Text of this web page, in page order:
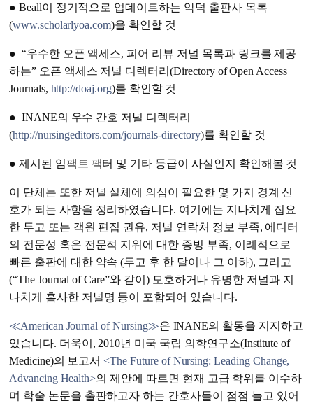
● Beall이 정기적으로 업데이트하는 악덕 출판사 목록
(www.scholarlyoa.com)을 확인할 것
● “우수한 오픈 액세스, 피어 리뷰 저널 목록과 링크를 제공
하는” 오픈 액세스 저널 디렉터리(Directory of Open Access
Journals, http://doaj.org)를 확인할 것
● INANE의 우수 간호 저널 디렉터리
(http://nursingeditors.com/journals-directory)를 확인할 것
● 제시된 임팩트 팩터 및 기타 등급이 사실인지 확인해볼 것
이 단체는 또한 저널 실체에 의심이 필요한 몇 가지 경계 신
호가 되는 사항을 정리하였습니다. 여기에는 지나치게 집요
한 투고 또는 객원 편집 권유, 저널 연락처 정보 부족, 에디터
의 전문성 혹은 전문적 지위에 대한 증빙 부족, 이례적으로
빠른 출판에 대한 약속 (투고 후 한 달이나 그 이하), 그리고
(“The Journal of Care”와 같이) 모호하거나 유명한 저널과 지
나치게 흡사한 저널명 등이 포함되어 있습니다.
≪American Journal of Nursing≫은 INANE의 활동을 지지하고
있습니다. 더욱이, 2010년 미국 국립 의학연구소(Institute of
Medicine)의 보고서 <The Future of Nursing: Leading Change,
Advancing Health>의 제안에 따르면 현재 고급 학위를 이수하
며 학술 논문을 출판하고자 하는 간호사들이 점점 늘고 있어